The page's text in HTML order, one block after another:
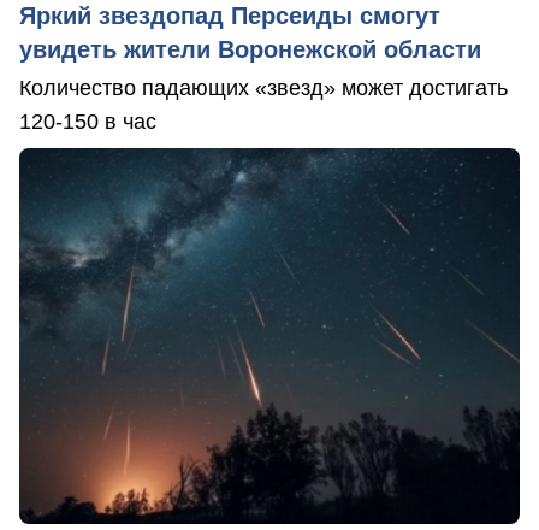
Яркий звездопад Персеиды смогут
увидеть жители Воронежской области
Количество падающих «звезд» может достигать
120-150 в час